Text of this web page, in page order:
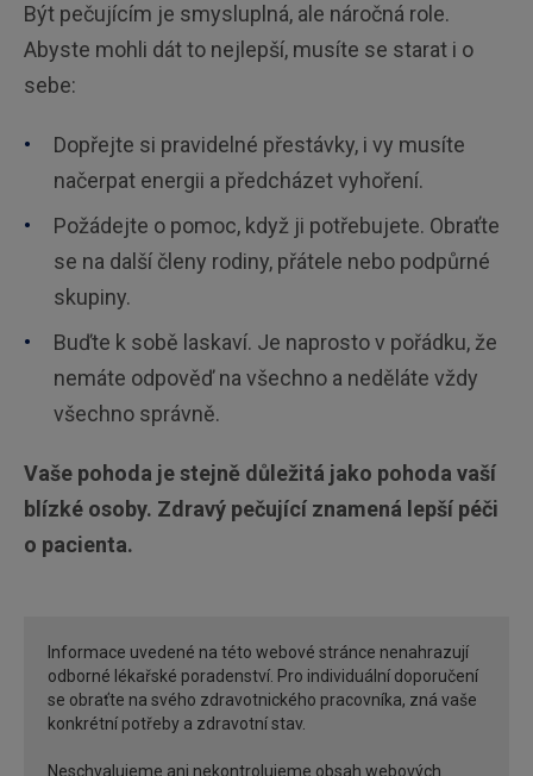
Být pečujícím je smysluplná, ale náročná role.
Abyste mohli dát to nejlepší, musíte se starat i o
sebe:
Dopřejte si pravidelné přestávky, i vy musíte
načerpat energii a předcházet vyhoření.
Požádejte o pomoc, když ji potřebujete. Obraťte
se na další členy rodiny, přátele nebo podpůrné
skupiny.
Buďte k sobě laskaví. Je naprosto v pořádku, že
nemáte odpověď na všechno a neděláte vždy
všechno správně.
Vaše pohoda je stejně důležitá jako pohoda vaší
blízké osoby. Zdravý pečující znamená lepší péči
o pacienta.
Informace uvedené na této webové stránce nenahrazují
odborné lékařské poradenství. Pro individuální doporučení
se obraťte na svého zdravotnického pracovníka, zná vaše
konkrétní potřeby a zdravotní stav.
Neschvalujeme ani nekontrolujeme obsah webových